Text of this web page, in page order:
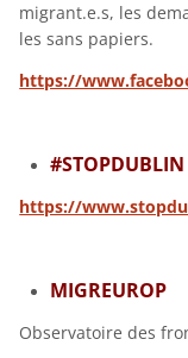
migrant.e.s, les
les sans papiers.
https://
#STOPDUBLIN
https://
MIGREUROP
Observatoire des